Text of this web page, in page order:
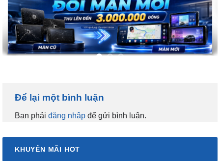
Để lại một bình luận
Bạn phải đăng nhập để gửi bình luận.
KHUYẾN MÃI HOT